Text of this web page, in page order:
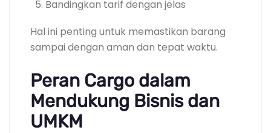
Bandingkan tarif dengan jelas
Hal ini penting untuk memastikan barang
sampai dengan aman dan tepat waktu.
Peran Cargo dalam
Mendukung Bisnis dan
UMKM